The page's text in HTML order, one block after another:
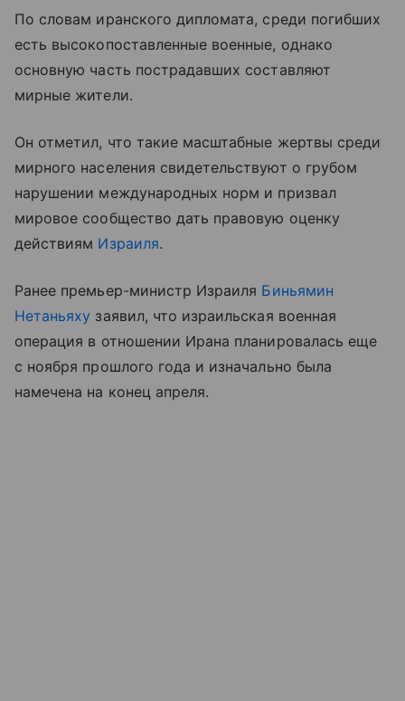
По словам иранского дипломата, среди погибших
есть высокопоставленные военные, однако
основную часть пострадавших составляют
мирные жители.
Он отметил, что такие масштабные жертвы среди
мирного населения свидетельствуют о грубом
нарушении международных норм и призвал
мировое сообщество дать правовую оценку
действиям Израиля.
Ранее премьер-министр Израиля Биньямин
Нетаньяху заявил, что израильская военная
операция в отношении Ирана планировалась еще
с ноября прошлого года и изначально была
намечена на конец апреля.